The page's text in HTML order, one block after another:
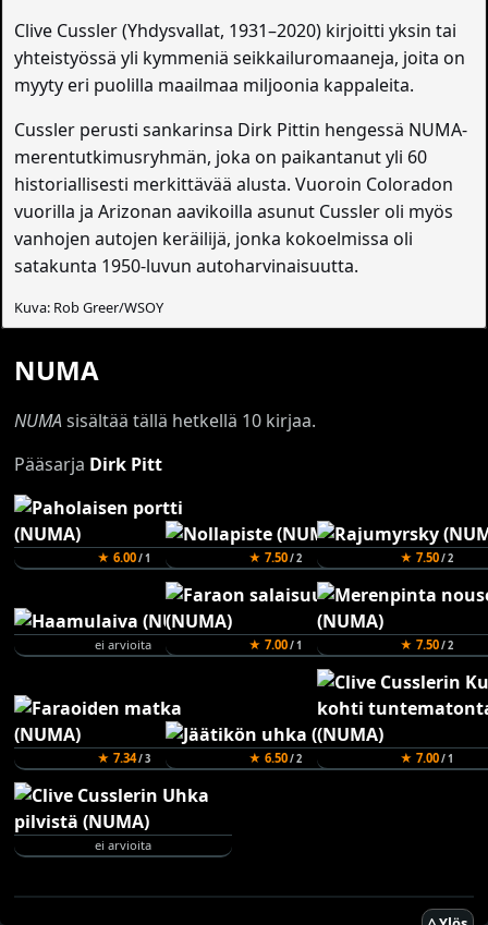
Clive Cussler (Yhdysvallat, 1931–2020) kirjoitti yksin tai
yhteistyössä yli kymmeniä seikkailuromaaneja, joita on
myyty eri puolilla maailmaa miljoonia kappaleita.
Cussler perusti sankarinsa Dirk Pittin hengessä NUMA-
merentutkimusryhmän, joka on paikantanut yli 60
historiallisesti merkittävää alusta. Vuoroin Coloradon
vuorilla ja Arizonan aavikoilla asunut Cussler oli myös
vanhojen autojen keräilijä, jonka kokoelmissa oli
satakunta 1950-luvun autoharvinaisuutta.
Kuva: Rob Greer/WSOY
NUMA
NUMAsisältää tällä hetkellä 10 kirjaa.
Pääsarja Dirk Pitt
★ 6.00/ 1 ★ 7.50/ 2 ★ 7.50/ 2
ei arvioita ★ 7.00/ 1 ★ 7.50/ 2
★ 7.34/ 3 ★ 6.50/ 2 ★ 7.00/ 1
ei arvioita